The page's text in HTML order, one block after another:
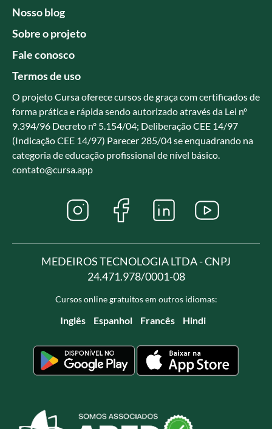
Nosso blog
Sobre o projeto
Fale conosco
Termos de uso
O projeto Cursa oferece cursos de graça com certificados de
forma prática e rápida sendo autorizado através da Lei nº
9.394/96 Decreto nº 5.154/04; Deliberação CEE 14/97
(Indicação CEE 14/97) Parecer 285/04 se enquadrando na
categoria de educação profissional de nível básico.
contato@cursa.app
MEDEIROS TECNOLOGIA LTDA - CNPJ
24.471.978/0001-08
Cursos online gratuitos em outros idiomas:
Inglês Espanhol Francês Hindi